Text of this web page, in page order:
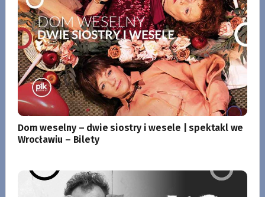
Dom weselny – dwie siostry i wesele | spektakl we
Wrocławiu – Bilety